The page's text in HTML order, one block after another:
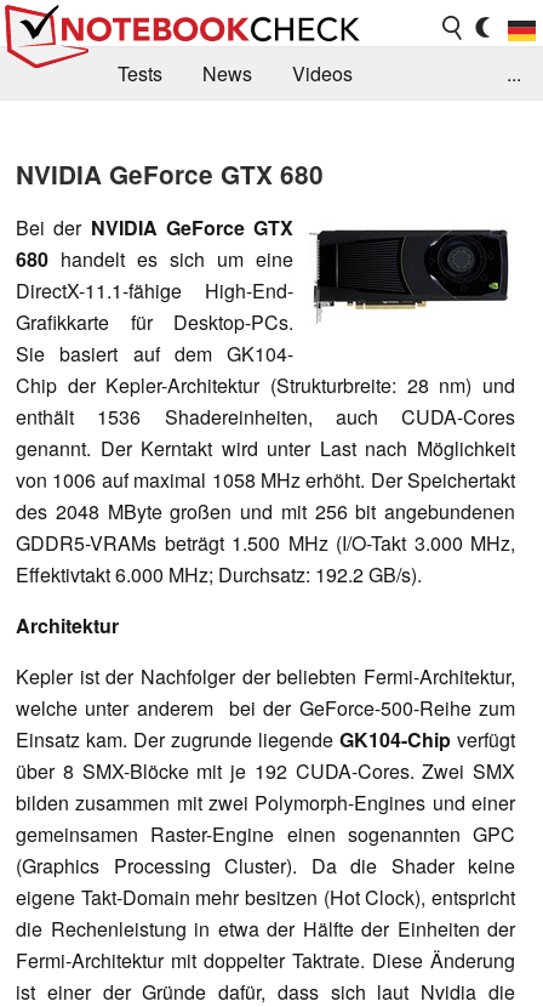
Tests News
Videos
Kaufberatung
Deals Suche
Forum
...
NVIDIA GeForce GTX 680
Bei der NVIDIA GeForce GTX
680 handelt es sich um eine
DirectX-11.1-fähige High-End-
Grafikkarte für Desktop-PCs.
Sie basiert auf dem GK104-
Chip der Kepler-Architektur (Strukturbreite: 28 nm) und
enthält 1536 Shadereinheiten, auch CUDA-Cores
genannt. Der Kerntakt wird unter Last nach Möglichkeit
von 1006 auf maximal 1058 MHz erhöht. Der Speichertakt
des 2048 MByte großen und mit 256 bit angebundenen
GDDR5-VRAMs beträgt 1.500 MHz (I/O-Takt 3.000 MHz,
Effektivtakt 6.000 MHz; Durchsatz: 192.2 GB/s).
Architektur
Kepler ist der Nachfolger der beliebten Fermi-Architektur,
welche unter anderem bei der GeForce-500-Reihe zum
Einsatz kam. Der zugrunde liegende GK104-Chip verfügt
über 8 SMX-Blöcke mit je 192 CUDA-Cores. Zwei SMX
bilden zusammen mit zwei Polymorph-Engines und einer
gemeinsamen Raster-Engine einen sogenannten GPC
(Graphics Processing Cluster). Da die Shader keine
eigene Takt-Domain mehr besitzen (Hot Clock), entspricht
die Rechenleistung in etwa der Hälfte der Einheiten der
Fermi-Architektur mit doppelter Taktrate. Diese Änderung
ist einer der Gründe dafür, dass sich laut Nvidia die